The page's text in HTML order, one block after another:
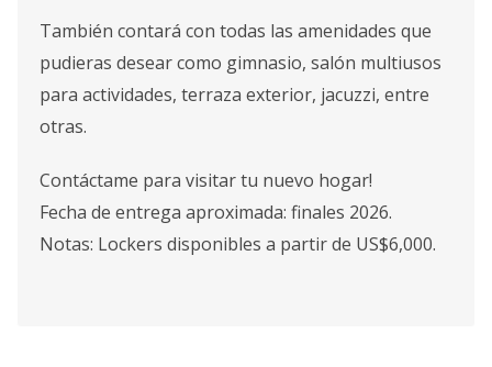
También contará con todas las amenidades que
pudieras desear como gimnasio, salón multiusos
para actividades, terraza exterior, jacuzzi, entre
otras.
Contáctame para visitar tu nuevo hogar!
Fecha de entrega aproximada: finales 2026.
Notas: Lockers disponibles a partir de US$6,000.